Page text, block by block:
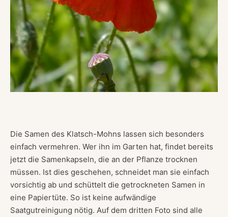
Die Samen des Klatsch-Mohns lassen sich besonders
einfach vermehren. Wer ihn im Garten hat, findet bereits
jetzt die Samenkapseln, die an der Pflanze trocknen
müssen. Ist dies geschehen, schneidet man sie einfach
vorsichtig ab und schüttelt die getrockneten Samen in
eine Papiertüte. So ist keine aufwändige
Saatgutreinigung nötig. Auf dem dritten Foto sind alle